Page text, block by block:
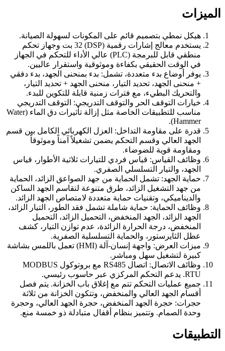
الميزات
هيكل نمطي بتصميم قائم على المكونات لسهولة الصيانة.
يستخدم معالج إشارات رقمية (DSP) 32 بت وجهاز تحكم
منطقي قابل للبرمجة (PLC) عالي الأداء للتحكم في الجهاز
في الوقت الحقيقي بكفاءة وموثوقية واستقرار عاليين.
يوفر أوضاع بدء متعددة، تشمل: بدء بمنحنى الجهد، بدء دفقي
+ منحنى الجهد، تحديد التيار، منحنى الجهد + تحديد التيار،
والتحريك البطيء، مع فترات زمنية قابلة للتكوين للبدء.
خيارات التوقف الحر والتوقف التدريجي: التوقف التدريجي
مناسب للتطبيقات الخاصة مثل إزالة تأثيرات دق الماء (Water
Hammer).
قدرة على مقاومة التداخل: العزل الكهربائي الكامل بين قسم
الجهد العالي وقسم التحكم يضمن تشغيلاً آمناً وموثوقاً
ومقاومة قوية للضوضاء.
وظائف القياس: قياس فردي للتيارات ثلاثية الأطوار، قياس
الجهد، والتيار التسلسلي الصفري.
حماية الجهد: تشمل الحماية من جهد الصواعق الزائد، الحماية
من جهد التشغيل الزائد، طرق متنوعة لتقاسم الجهد الساكن
والديناميكي، وتقنيات حماية متعددة لامتصاص الجهد الزائد.
وظائف الحماية: حماية شاملة تشمل فقد الطور، التيار الزائد،
الجهد الزائد، الجهد المنخفض، التحميل الزائد، التحميل
المنخفض، درجة الحرارة الزائدة، عدم توازن التيار، كشف
عطل الثايرستور، والحماية التسلسلية الصفرية.
ميزات العرض: واجهة إنسان-آلة (HMI) تعمل باللمس بشاشة
كبيرة لتشغيل سهل ومباشر.
وظائف الاتصال: اتصال RS485 مع بروتوكول MODBUS
RTU. يدعم التحكم المركزي عبر حاسوب رئيسي.
جميع عمليات التحكم تتم مع إغلاق باب الخزانة. يتم فصل
أقسام الجهد العالي والمنخفض، وتتكون الخزانة من ثلاثة
حجرات: حجرة الجهد المنخفض، حجرة الجهد العالي، وحجرة
وحدة الصمام. وتتميز بنظام أقفال متبادلة ذو خمسة منع.
التطبيقات